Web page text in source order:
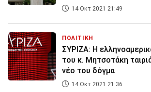
14 Οκτ 2021 21:49
ΠΟΛΙΤΙΚΗ
ΣΥΡΙΖΑ: Η
του κ. Μητσοτάκη
νέο του δόγμα
14 Οκτ 2021 21:36